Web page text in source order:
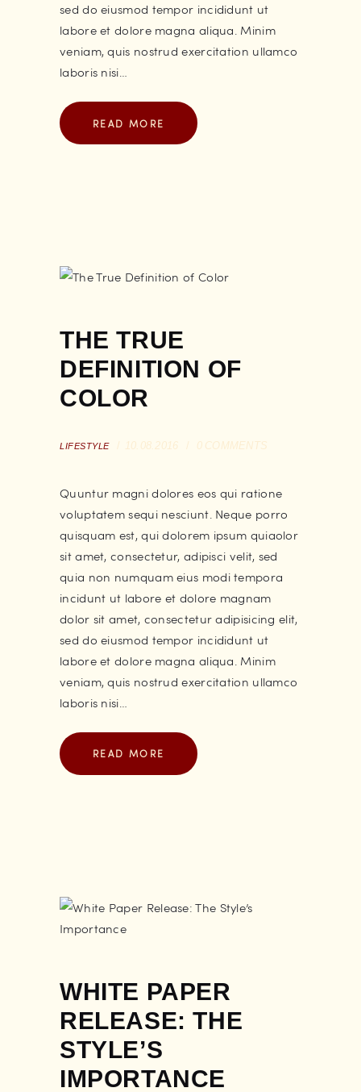
sed do eiusmod tempor incididunt ut
labore et dolore magna aliqua. Minim
veniam, quis nostrud exercitation ullamco
laboris nisi…
READ MORE
THE TRUE
DEFINITION OF
COLOR
LIFESTYLE 10.08.2016 0 COMMENTS
Quuntur magni dolores eos qui ratione
voluptatem sequi nesciunt. Neque porro
quisquam est, qui dolorem ipsum quiaolor
sit amet, consectetur, adipisci velit, sed
quia non numquam eius modi tempora
incidunt ut labore et dolore magnam
dolor sit amet, consectetur adipisicing elit,
sed do eiusmod tempor incididunt ut
labore et dolore magna aliqua. Minim
veniam, quis nostrud exercitation ullamco
laboris nisi…
READ MORE
WHITE PAPER
RELEASE: THE
STYLE’S
IMPORTANCE